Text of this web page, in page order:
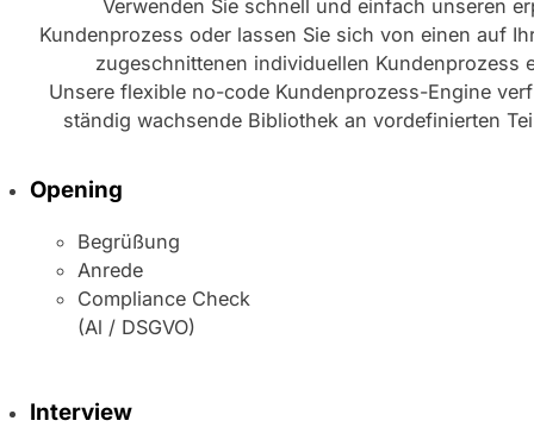
Verwenden Sie schnell und einfach unseren
Kundenprozess oder lassen Sie sich von einen auf
zugeschnittenen individuellen Kundenprozess
Unsere flexible no-code Kundenprozess-Engine
ständig wachsende Bibliothek an vordefinierten
Opening
Begrüßung
Anrede
Compliance Check
(Al / DSGVO)
Interview